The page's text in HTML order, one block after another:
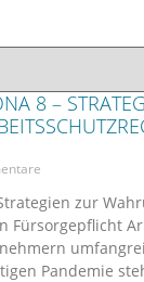
8 –
zur
Fürsorgepflicht
Pandemie